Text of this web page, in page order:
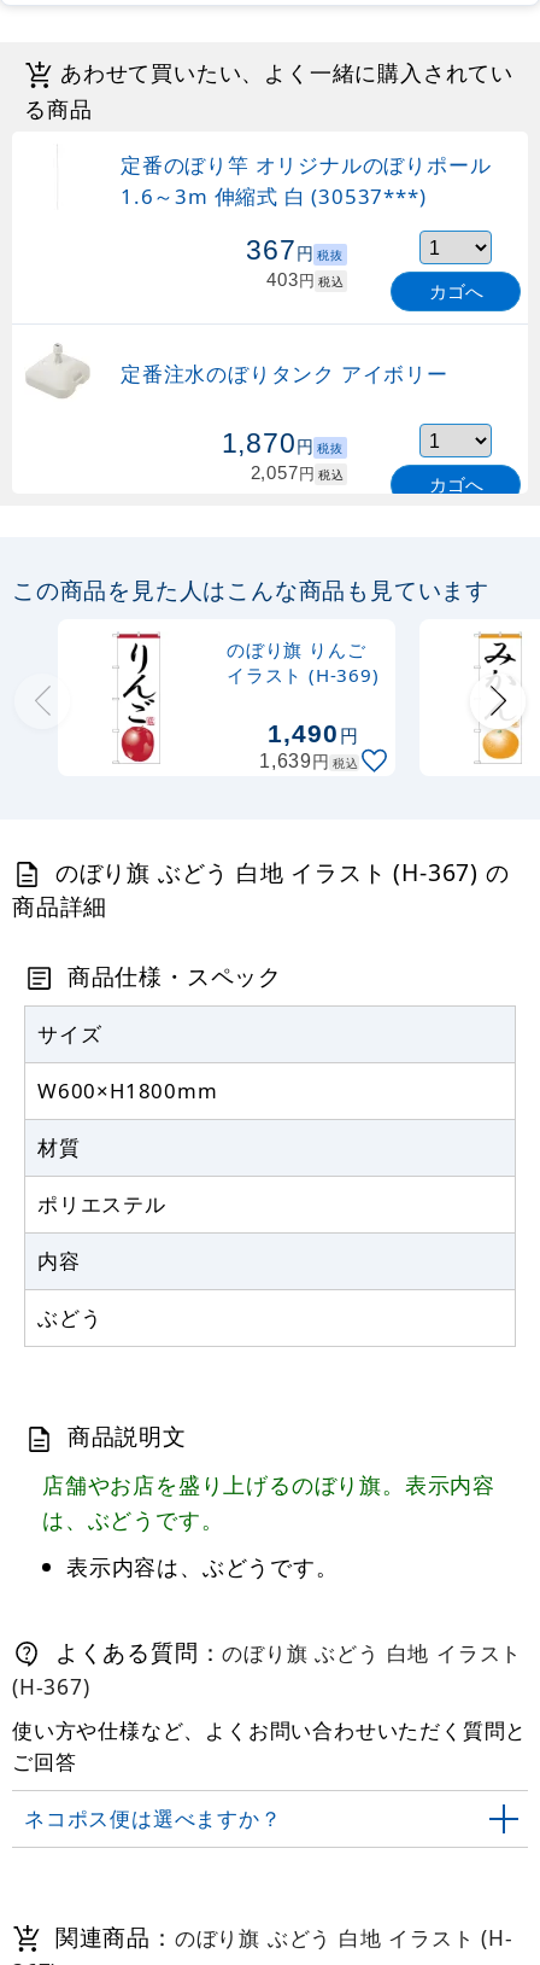
あわせて買いたい、よく一緒に購入されてい
る商品
定番のぼり竿 オリジナルのぼりポール
1.6～3m 伸縮式 白 (30537***)
367円 税抜
403円 税込 カゴへ
定番注水のぼりタンク アイボリー
1,870円 税抜
2,057円 税込 カゴへ
1.6～3m 伸縮式 緑 (30537GRN)
売り切れ中
購入不可
定番のぼり竿 オリジナルのぼりポール
1.6～3m 伸縮式 水色 (30537SBL)
367円 税抜
注水型マルチのぼりスタンド 20L
カゴへ
この商品を見た人はこんな商品も見ています
のぼり旗 りんご
イラスト (H-369)
1,490円
1,639円 税込
のぼり旗 ぶどう 白地 イラスト (H-367) の
商品詳細
商品仕様・スペック
サイズ
W600×H1800mm
材質
ポリエステル
内容
ぶどう
商品説明文
店舗やお店を盛り上げるのぼり旗。表示内容
は、ぶどうです。
表示内容は、ぶどうです。
よくある質問：のぼり旗 ぶどう 白地 イラスト
(H-367)
使い方や仕様など、よくお問い合わせいただく質問と
ご回答
ネコポス便は選べますか？
関連商品： のぼり旗 ぶどう 白地 イラスト (H-